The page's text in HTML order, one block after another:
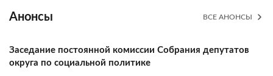
Анонсы ВСЕ АНОНСЫ
Заседание постоянной комиссии Собрания депутатов
округа по социальной политике